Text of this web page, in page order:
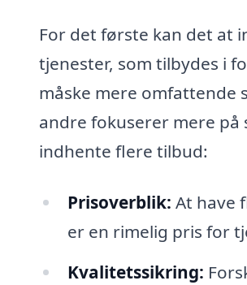
For det første kan det at
tjenester, som tilbydes i
måske mere
andre fokuserer mere på
indhente flere tilbud:
Prisoverblik: At have
er en rimelig pris for
Kvalitetssikring: